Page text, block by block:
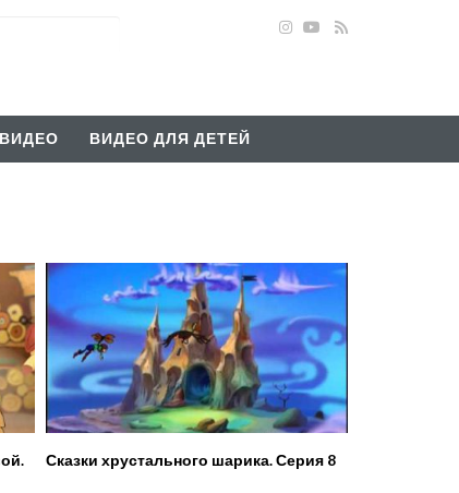
ВИДЕО ДЛЯ ДЕТЕЙ
Сказки хрустального шарика. Серия 8